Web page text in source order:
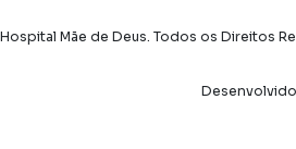
Hospital Mãe de Deus. Todos os Direitos
Axysweb